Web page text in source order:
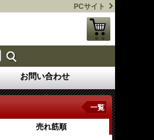
PCサイト
お問い合わせ
一覧
売れ筋順